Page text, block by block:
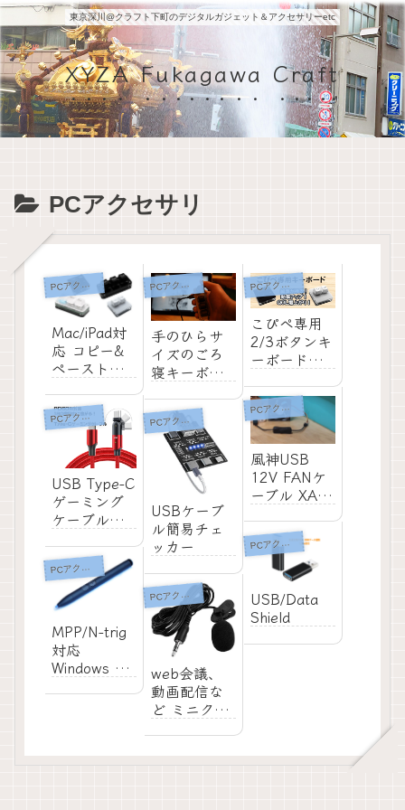
東京深川@クラフト下町のデジタルガジェット＆アクセサリーetc
XYZA Fukagawa Craft
PCアクセサリ
P
Cアクセサリ
Mac/iPad対
応 コピー&
ペースト専
ボード発売
開始
P
Cアクセサリ
手のひらサ
イズのごろ
寝キーボー
P
Cアクセサリ
こぴぺ専用
2/3ボタンキ
ーボード
Keyboard シ
リーズ」発
売
P
Cアクセサリ
風神USB
12V FANケ
ーブル XA-
P
Cアクセサリ
USB Type-C
ゲーミング
ケーブル
グ モデル
レッド
1.2m
P
Cアクセサリ
USBケーブ
ル簡易チェ
ッカー
P
Cアクセサリ
USB/Data
Shield
P
Cアクセサリ
MPP/N-trig
対応
Windows ア
P
Cアクセサリ
web会議、
動画配信な
ど ミニクリ